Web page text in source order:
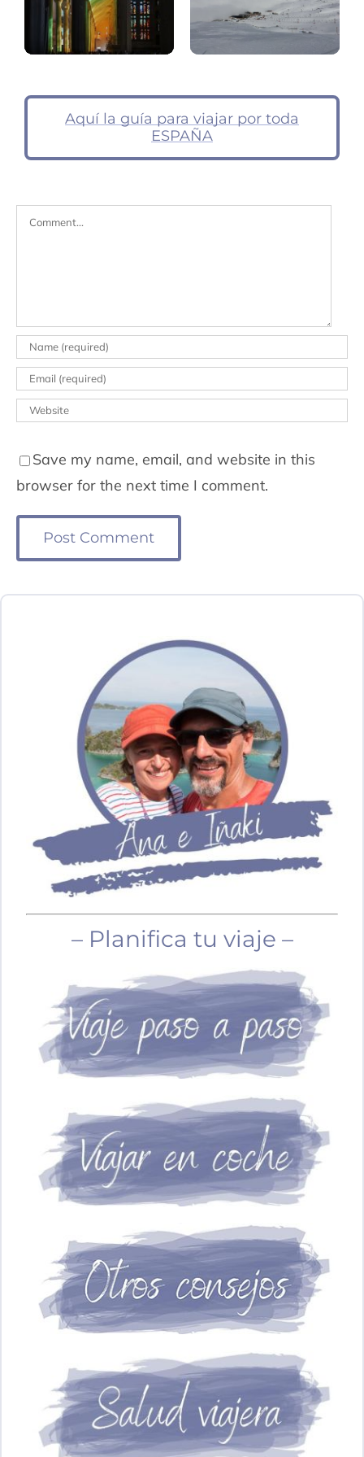
Aquí la guía para viajar por toda
ESPAÑA
Comment
Save my name, email, and website in this
browser for the next time I comment.
– Planifica tu viaje –